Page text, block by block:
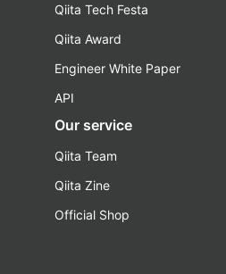
Qiita Tech Festa
Qiita Award
Engineer White Paper
API
Our service
Qiita Team
Qiita Zine
Official Shop